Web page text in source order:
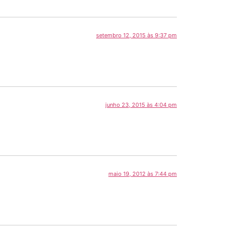
setembro 12, 2015 às 9:37 pm
junho 23, 2015 às 4:04 pm
maio 19, 2012 às 7:44 pm